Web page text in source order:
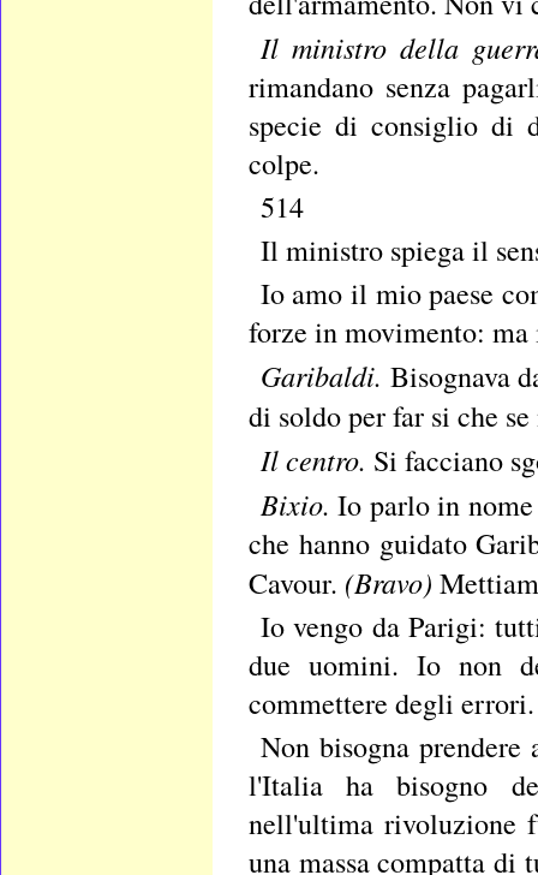
Il ministro della
rimandano senza
specie di consiglio di
colpe.
514
Il ministro spiega il
Io amo il mio paese
forze in movimento:
Garibaldi. Bisognava
di soldo per far si che
Il centro. Si facciano
Bixio.Io parlo in
che hanno guidato
Cavour. (Bravo)
Io vengo da Parigi:
due uomini. Io non
commettere degli
Non bisogna
l'Italia ha bisogno
nell'ultima rivoluzione
una massa compatta